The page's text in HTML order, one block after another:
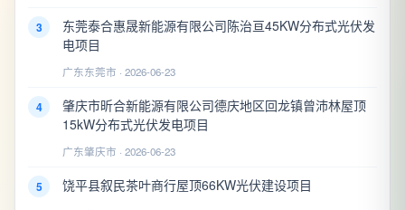
3
东莞泰合惠晟新能源有限公司陈治亘45KW分布式光伏发
电项目
广东东莞市 · 2026-06-23
4
肇庆市昕合新能源有限公司德庆地区回龙镇曾沛林屋顶
15kW分布式光伏发电项目
广东肇庆市 · 2026-06-23
5 饶平县叙民茶叶商行屋顶66KW光伏建设项目